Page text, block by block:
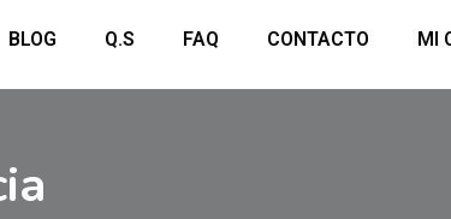
BLOG Q.S FAQ CONTACTO MI